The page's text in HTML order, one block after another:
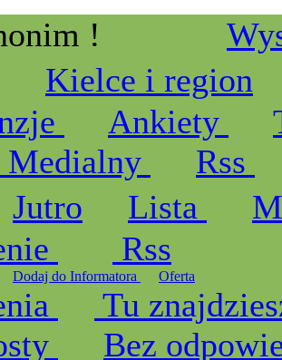
!
Kielce i region
Ankiety
Medialny
Rss
Jutro Lista
Rss
Dodaj do Informatora Oferta
Tu
Bez